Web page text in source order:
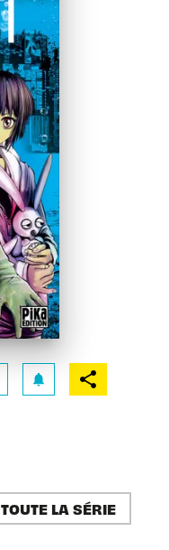
notifications
TOUTE LA SÉRIE